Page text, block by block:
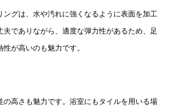
ングは、水や汚れに強くなるように表面を加工
夫でありながら、適度な弾力性があるため、足
が高いのも魅力です。
の高さも魅力です。浴室にもタイルを用いる場